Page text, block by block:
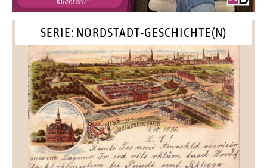
SERIE: NORDSTADT-GESCHICHTE(N)